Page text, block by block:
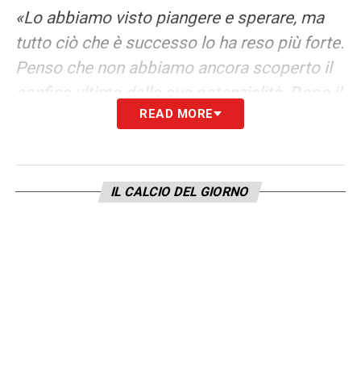
«Lo abbiamo visto piangere e sperare, ma
tutto ciò che è successo lo ha reso più forte.
Penso che non abbiamo ancora scoperto il
confine ultimo delle sue potenzialità. Dopo il
dolore ha scoperto il coraggio, sono
LA PLAYLIST DELLE NOSTRE TOP NEWS
READ MORE
IL CALCIO DEL GIORNO